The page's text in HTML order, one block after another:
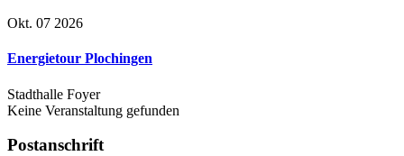
Okt. 07 2026
Energietour Plochingen
Stadthalle Foyer
Keine Veranstaltung gefunden
Postanschrift